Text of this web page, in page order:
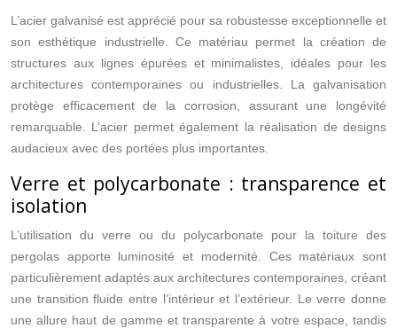
L’acier galvanisé est apprécié pour sa robustesse exceptionnelle et
son esthétique industrielle. Ce matériau permet la création de
structures aux lignes épurées et minimalistes, idéales pour les
architectures contemporaines ou industrielles. La galvanisation
protège efficacement de la corrosion, assurant une longévité
remarquable. L’acier permet également la réalisation de designs
audacieux avec des portées plus importantes.
Verre et polycarbonate : transparence et
isolation
L’utilisation du verre ou du polycarbonate pour la toiture des
pergolas apporte luminosité et modernité. Ces matériaux sont
particulièrement adaptés aux architectures contemporaines, créant
une transition fluide entre l’intérieur et l’extérieur. Le verre donne
une allure haut de gamme et transparente à votre espace, tandis